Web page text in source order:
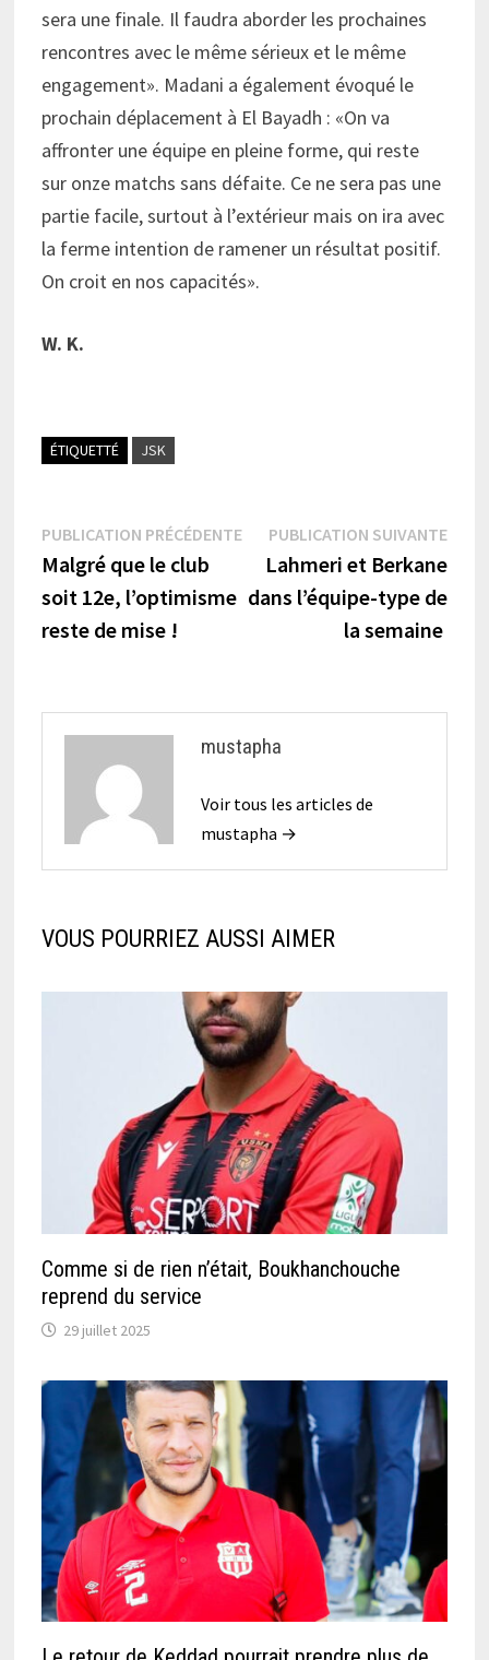
sera une finale. Il faudra aborder les prochaines
rencontres avec le même sérieux et le même
engagement». Madani a également évoqué le
prochain déplacement à El Bayadh : «On va
affronter une équipe en pleine forme, qui reste
sur onze matchs sans défaite. Ce ne sera pas une
partie facile, surtout à l’extérieur mais on ira avec
la ferme intention de ramener un résultat positif.
On croit en nos capacités».
W. K.
ÉTIQUETTÉ JSK
Navigation
de
l’article
PUBLICATION PRÉCÉDENTEPublication
précédente :
Malgré que le club
soit 12e, l’optimisme
reste de mise !
PUBLICATION SUIVANTE
Lahmeri et Berkane
dans l’équipe-type de
la semaine
mustapha
Voir tous les articles de
mustapha →
VOUS POURRIEZ AUSSI AIMER
Comme si de rien n’était, Boukhanchouche
reprend du service
29 juillet 2025